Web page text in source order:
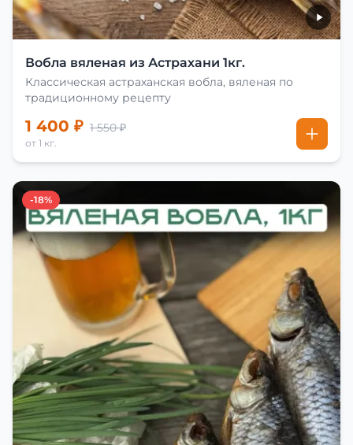
Вобла вяленая из Астрахани 1кг.
Классическая астраханская вобла, вяленая по
традиционному рецепту
1 400 ₽ 1 550 ₽
от 1 кг.
-18%